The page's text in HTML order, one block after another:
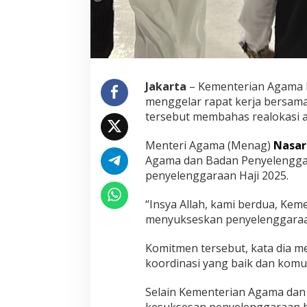
n
g
a
r
a
n
H
a
j
2
0
5
Jakarta – Kementerian Agama
menggelar rapat kerja
tersebut membahas realokasi
Menteri Agama (Menag)
Agama dan Badan
penyelenggaraan Haji 2025.
“Insya Allah, kami berdua,
menyukseskan
Komitmen tersebut, kata dia
koordinasi yang baik dan
Selain Kementerian Agama